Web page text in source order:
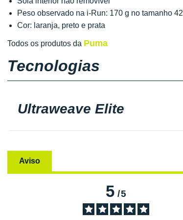
Peso observado na i-Run: 170 g no tamanho 42
Cor: laranja, preto e prata
Todos os produtos da Puma
Tecnologias
Ultraweave Elite
Aviso
5/5